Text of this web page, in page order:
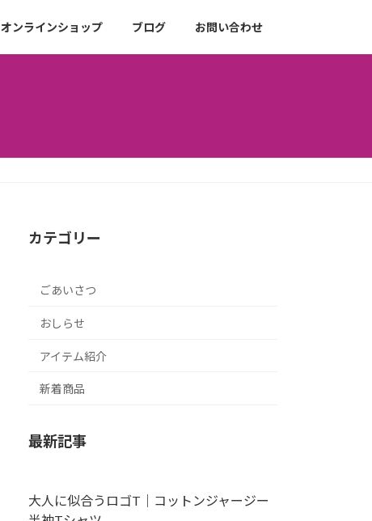
オンラインショップ ブログ お問い合わせ
カテゴリー
ごあいさつ
おしらせ
アイテム紹介
新着商品
最新記事
大人に似合うロゴT｜コットンジャージー